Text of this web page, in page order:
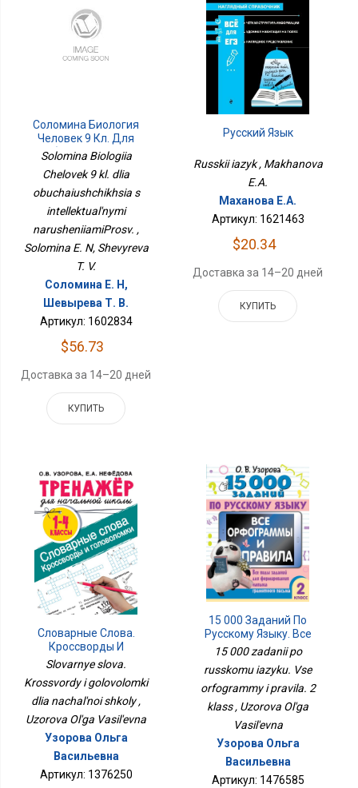
Соломина Биология
Человек 9 Кл. Для
Обучающихся С
Интеллектуальными
НарушениямиПросв.
Solomina Biologiia
Chelovek 9 kl. dlia
obuchaiushchikhsia s
intellektual'nymi
narusheniiamiProsv. ,
Solomina E. N, Shevyreva
T. V.
Соломина Е. Н,
Шевырева Т. В.
Артикул: 1602834
$56.73
Доставка за 14–20 дней
КУПИТЬ
Русский Язык
Russkii iazyk , Makhanova
E.A.
Маханова Е.А.
Артикул: 1621463
$20.34
Доставка за 14–20 дней
КУПИТЬ
Словарные Слова.
Кроссворды И
Головоломки Для
Начальной Школы
Slovarnye slova.
Krossvordy i golovolomki
dlia nachal'noi shkoly ,
Uzorova Ol'ga Vasil'evna
Узорова Ольга
Васильевна
Артикул: 1376250
15 000 Заданий По
Русскому Языку. Все
Орфограммы И Правила.
15 000 zadanii po
russkomu iazyku. Vse
orfogrammy i pravila. 2
klass , Uzorova Ol'ga
Vasil'evna
Узорова Ольга
Васильевна
Артикул: 1476585